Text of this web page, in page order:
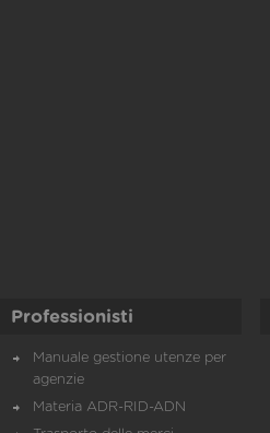
Professionisti
Manuale gestione utenze per
agenzie
Materia ADR-RID-ADN